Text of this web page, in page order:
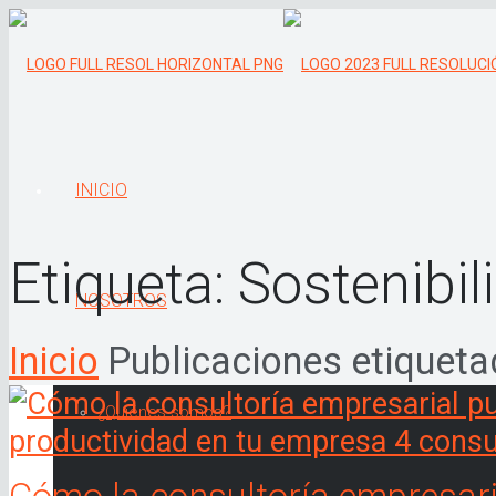
INICIO
NOSOTROS
¿Quiénes somos?
Etiqueta:
Inicio Publicaciones